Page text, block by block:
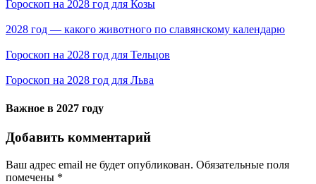
Гороскоп на 2028 год для Козы
2028 год — какого животного по славянскому календарю
Гороскоп на 2028 год для Тельцов
Гороскоп на 2028 год для Льва
Важное в 2027 году
Добавить комментарий
Ваш адрес email не будет опубликован. Обязательные поля
помечены *